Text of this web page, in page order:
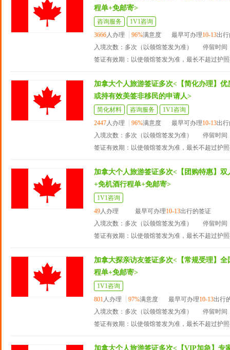
程单+免邮寄>
咨询服务
1V1咨询
3666人办理 96%满意度 最早可办理10-13出
入境次数：多次（以领馆签发为准）
停留时间
签证有效期：以使领馆签发为准，最长不超过护
加拿大个人旅游签证多次<【简化办理】
或持有效美签非移民的申请人>
简化材料 咨询服务
1V1咨询
2447人办理 96%满意度 最早可办理10-13出
入境次数：多次（以领馆签发为准）
停留时间
签证有效期：以使领馆签发为准，最长不超过护
加拿大个人旅游签证多次<【团购特惠】
+免机酒行程单+免邮寄>
1V1咨询
49人办理 最早可办理10-13出行的签证
入境次数：多次（以领馆签发为准）
停留时间
签证有效期：以使领馆签发为准，最长不超过护
加拿大探亲访友签证多次<【常规受理】
程单+免邮寄>
1V1咨询
801人办理 97%满意度 最早可办理10-13出行
入境次数：多次（以领馆签发为准）
停留时间
签证有效期：以使领馆签发为准，最长不超过护
加拿大个人旅游签证多次<【VIP加急】专